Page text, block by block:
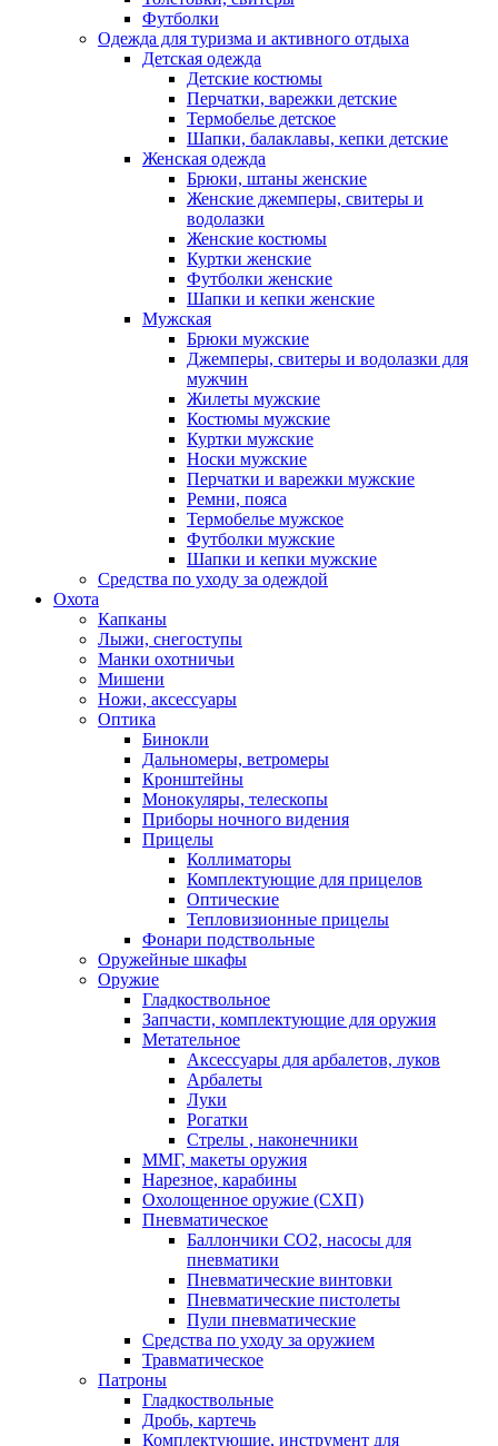
Футболки
Одежда для туризма и активного отдыха
Детская одежда
Детские костюмы
Перчатки, варежки детские
Термобелье детское
Шапки, балаклавы, кепки детские
Женская одежда
Брюки, штаны женские
Женские джемперы, свитеры и
водолазки
Женские костюмы
Куртки женские
Футболки женские
Шапки и кепки женские
Мужская
Брюки мужские
Джемперы, свитеры и водолазки для
мужчин
Жилеты мужские
Костюмы мужские
Куртки мужские
Носки мужские
Перчатки и варежки мужские
Ремни, пояса
Термобелье мужское
Футболки мужские
Шапки и кепки мужские
Средства по уходу за одеждой
Охота
Капканы
Лыжи, снегоступы
Манки охотничьи
Мишени
Ножи, аксессуары
Оптика
Бинокли
Дальномеры, ветромеры
Кронштейны
Монокуляры, телескопы
Приборы ночного видения
Прицелы
Коллиматоры
Комплектующие для прицелов
Оптические
Тепловизионные прицелы
Фонари подствольные
Оружейные шкафы
Оружие
Гладкоствольное
Запчасти, комплектующие для оружия
Метательное
Аксессуары для арбалетов, луков
Арбалеты
Луки
Рогатки
Стрелы , наконечники
ММГ, макеты оружия
Нарезное, карабины
Охолощенное оружие (СХП)
Пневматическое
Баллончики СО2, насосы для
пневматики
Пневматические винтовки
Пневматические пистолеты
Пули пневматические
Средства по уходу за оружием
Травматическое
Патроны
Гладкоствольные
Дробь, картечь
Комплектующие, инструмент для